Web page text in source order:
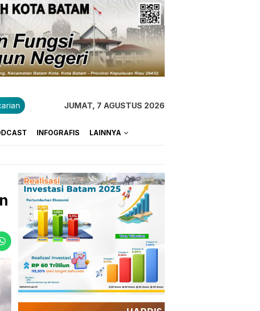
JUMAT, 7 AGUSTUS 2026
INFOGRAFIS LAINNYA